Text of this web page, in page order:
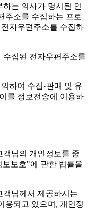
는 의사가 명시된 인
주소를 수집하는 프로
자우편주소를 수집하
집된 전자우편주소를
하여 수집·판매 및 유
를 정보전송에 이용하
님의 개인정보를 중
보호"에 관한 법률을
님께서 제공하시는
용되고 있으며, 개인정